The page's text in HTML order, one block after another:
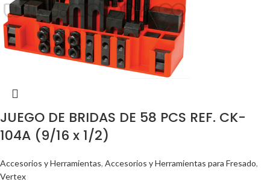
JUEGO DE BRIDAS DE 58 PCS REF. CK-
104A (9/16 x 1/2)
Accesorios y Herramientas, Accesorios y Herramientas para Fresado,
Vertex